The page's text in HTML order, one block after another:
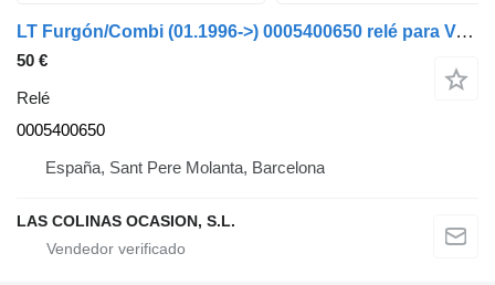
LT Furgón/Combi (01.1996->) 0005400650 relé para Volkswagen LT Furgón/Combi (01.1996->) furgoneta
50 €
Relé
0005400650
España, Sant Pere Molanta, Barcelona
LAS COLINAS OCASION, S.L.